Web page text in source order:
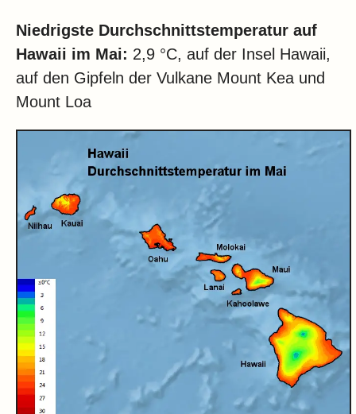
Niedrigste Durchschnittstemperatur auf
Hawaii im Mai: 2,9 °C, auf der Insel Hawaii,
auf den Gipfeln der Vulkane Mount Kea und
Mount Loa